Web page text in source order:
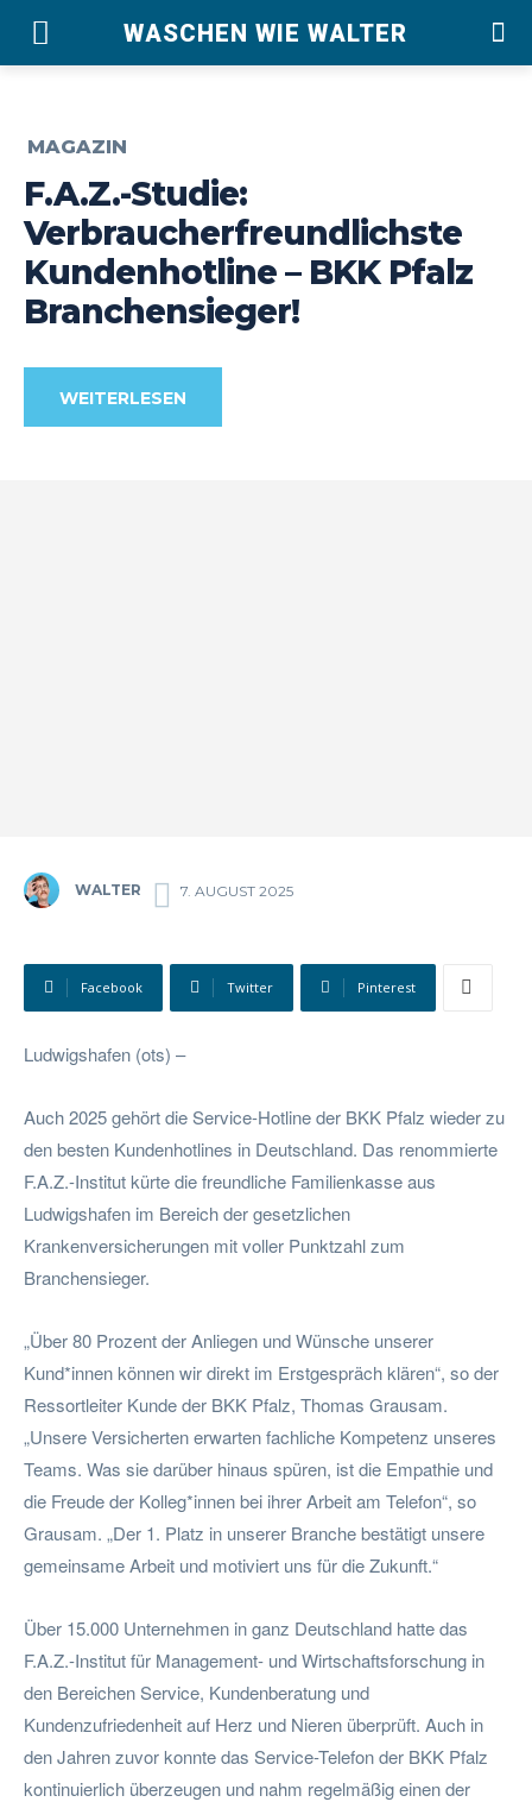
WASCHEN WIE WALTER
MAGAZIN
F.A.Z.-Studie:
Verbraucherfreundlichste
Kundenhotline – BKK Pfalz
Branchensieger!
WEITERLESEN
WALTER 7. AUGUST 2025
Facebook Twitter Pinterest
Ludwigshafen (ots) –
Auch 2025 gehört die Service-Hotline der BKK Pfalz wieder zu
den besten Kundenhotlines in Deutschland. Das renommierte
F.A.Z.-Institut kürte die freundliche Familienkasse aus
Ludwigshafen im Bereich der gesetzlichen
Krankenversicherungen mit voller Punktzahl zum
Branchensieger.
„Über 80 Prozent der Anliegen und Wünsche unserer
Kund*innen können wir direkt im Erstgespräch klären“, so der
Ressortleiter Kunde der BKK Pfalz, Thomas Grausam.
„Unsere Versicherten erwarten fachliche Kompetenz unseres
Teams. Was sie darüber hinaus spüren, ist die Empathie und
die Freude der Kolleg*innen bei ihrer Arbeit am Telefon“, so
Grausam. „Der 1. Platz in unserer Branche bestätigt unsere
gemeinsame Arbeit und motiviert uns für die Zukunft.“
Über 15.000 Unternehmen in ganz Deutschland hatte das
F.A.Z.-Institut für Management- und Wirtschaftsforschung in
den Bereichen Service, Kundenberatung und
Kundenzufriedenheit auf Herz und Nieren überprüft. Auch in
den Jahren zuvor konnte das Service-Telefon der BKK Pfalz
kontinuierlich überzeugen und nahm regelmäßig einen der